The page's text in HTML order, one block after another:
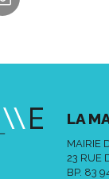
LA
MAIRIE
23 RUE
BP. 83